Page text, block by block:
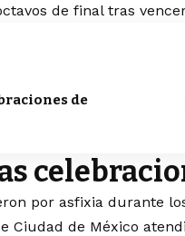
de final tras
de
por asfixia durante
Ciudad de México